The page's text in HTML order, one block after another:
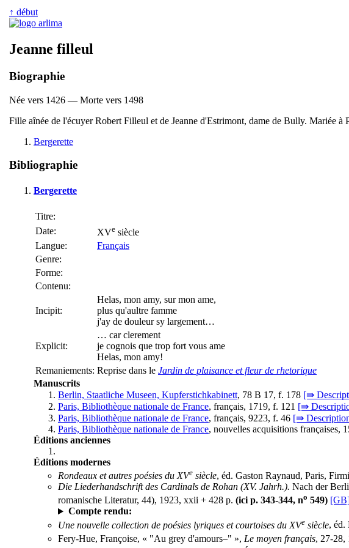
↑ début
Jeanne filleul
Biographie
Née vers 1426 — Morte vers 1498
Fille aînée de l'écuyer Robert Filleul et de Jeanne d'Estrimont, dame de Bully. Mariée
Bergerette
Bibliographie
Bergerette
Titre:
Date:
XVe siècle
Langue:
Français
Genre:
Forme:
Contenu:
Incipit:
Helas, mon amy, sur mon ame,
plus qu'aultre famme
j'ay de douleur sy largement…
Explicit:
… car clerement
je cognois que trop fort vous ame
Helas, mon amy!
Remaniements: Reprise dans le Jardin de plaisance et fleur de rhetorique
Manuscrits
Berlin, Staatliche Museen, Kupferstichkabinett, 78 B 17, f. 178 [⇛
Paris, Bibliothèque nationale de France, français, 1719, f. 121 [⇛
Paris, Bibliothèque nationale de France, français, 9223, f. 46 [⇛
Paris, Bibliothèque nationale de France, nouvelles acquisitions françaises,
Éditions anciennes
Éditions modernes
Rondeaux et autres poésies du XVe siècle, éd. Gaston Raynaud, Paris,
Die Liederhandschrift des Cardinals de Rohan (XV. Jahrh.). Nach der
romanische Literatur, 44), 1923, xxii + 428 p. (ici p. 343-344, no 549)
Compte rendu:
Une nouvelle collection de poésies lyriques et courtoises du XVe siècle, éd.
Fery-Hue, Françoise, « "Au grey d'amours–" », Le moyen français, 27-28,